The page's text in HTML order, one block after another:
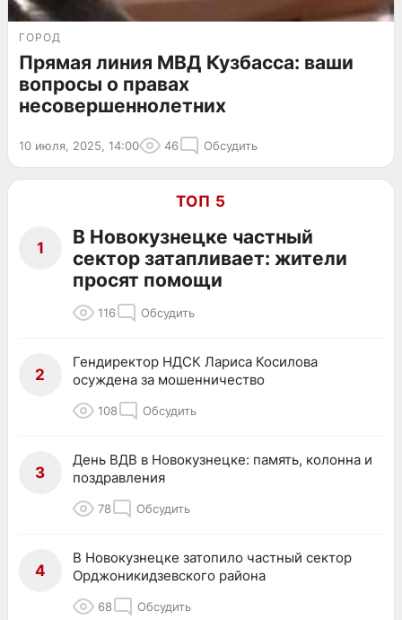
ГОРОД
Прямая линия МВД Кузбасса: ваши
вопросы о правах
несовершеннолетних
10 июля, 2025, 14:00 46 Обсудить
ТОП 5
1
В Новокузнецке частный
сектор затапливает: жители
просят помощи
116 Обсудить
2
Гендиректор НДСК Лариса Косилова
осуждена за мошенничество
108 Обсудить
3
День ВДВ в Новокузнецке: память, колонна и
поздравления
78 Обсудить
4
В Новокузнецке затопило частный сектор
Орджоникидзевского района
68 Обсудить